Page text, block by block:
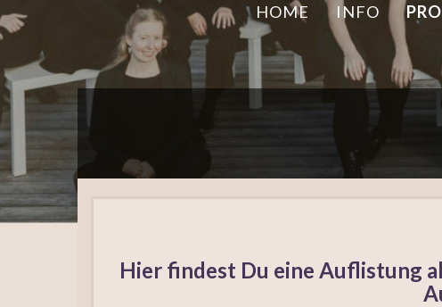
HOME INFO
Hier findest Du eine Auflistung